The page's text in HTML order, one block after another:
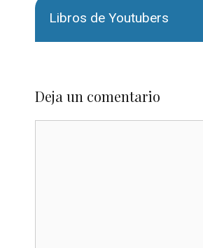
Libros de Youtubers
Deja un comentario